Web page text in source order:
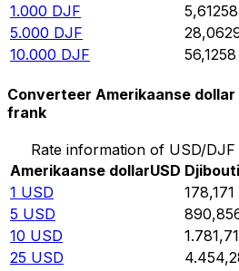
1.000 DJF 5,61258
5.000 DJF
10.000 DJF 56,1258
Converteer Amerikaanse
frank
Rate information of USD/
Amerikaanse dollarUSD
1 USD 178,171
5 USD
10 USD 1.781,71
25 USD